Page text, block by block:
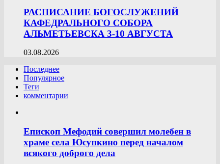
РАСПИСАНИЕ БОГОСЛУЖЕНИЙ
КАФЕДРАЛЬНОГО СОБОРА
АЛЬМЕТЬЕВСКА 3-10 АВГУСТА
03.08.2026
Последнее
Популярное
Теги
комментарии
Епископ Мефодий совершил молебен в
храме села Юсупкино перед началом
всякого доброго дела